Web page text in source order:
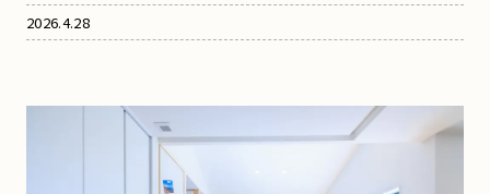
2026.4.28